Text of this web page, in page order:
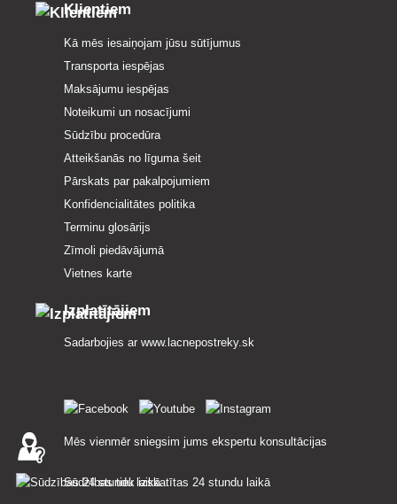
Klientiem
Kā mēs iesaiņojam jūsu sūtījumus
Transporta iespējas
Maksājumu iespējas
Noteikumi un nosacījumi
Sūdzību procedūra
Atteikšanās no līguma šeit
Pārskats par pakalpojumiem
Konfidencialitātes politika
Terminu glosārijs
Zīmoli piedāvājumā
Vietnes karte
Izplatītājiem
Sadarbojies ar www.lacnepostreky.sk
Mēs vienmēr sniegsim jums ekspertu konsultācijas
Sūdzības tiek izskatītas 24 stundu laikā